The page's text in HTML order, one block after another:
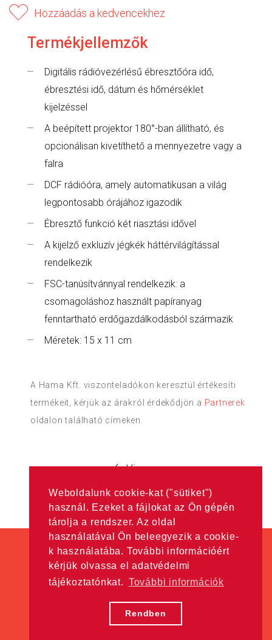
Weboldalunk cookie-kat ("sütiket")
használ. Ezeket a fájlokat az Ön gépén
tárolja a rendszer. Az oldal
használatával Ön beleegyezik a cookie-
k használatába. További információért
kérjük olvassa el adatvédelmi
tájékoztatónkat. További információk
Rendben
Hozzáadás a kedvencekhez
Termékjellemzők
Digitális rádióvezérlésű ébresztőóra idő,
ébresztési idő, dátum és hőmérséklet
kijelzéssel
A beépített projektor 180°-ban állítható, és
opcionálisan kivetíthető a mennyezetre vagy a
falra
DCF rádióóra, amely automatikusan a világ
legpontosabb órájához igazodik
Ébresztő funkció két riasztási idővel
A kijelző exkluzív jégkék háttérvilágítással
rendelkezik
FSC-tanúsítvánnyal rendelkezik: a
csomagoláshoz használt papíranyag
fenntartható erdőgazdálkodásból származik
Méretek: 15 x 11 cm
A Hama Kft. viszonteladókon keresztül értékesíti
termékeit, kérjük az árakról érdekődjön a Partnerek
oldalon található címeken.
Vissza
Minden jog fenntartva! © Hama Kft. 2016
Adatkezelési tájékoztató